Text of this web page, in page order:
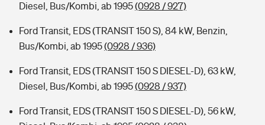
Diesel, Bus/Kombi, ab 1995(0928 / 927)
Ford Transit, EDS (TRANSIT 150 S), 84 kW, Benzin,
Bus/Kombi, ab 1995(0928 / 936)
Ford Transit, EDS (TRANSIT 150 S DIESEL-D), 63 kW,
Diesel, Bus/Kombi, ab 1995(0928 / 937)
Ford Transit, EDS (TRANSIT 150 S DIESEL-D), 56 kW,